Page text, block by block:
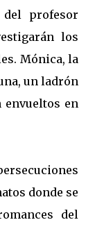
del profesor
los
Mónica, la
un ladrón
envueltos en
donde se
del